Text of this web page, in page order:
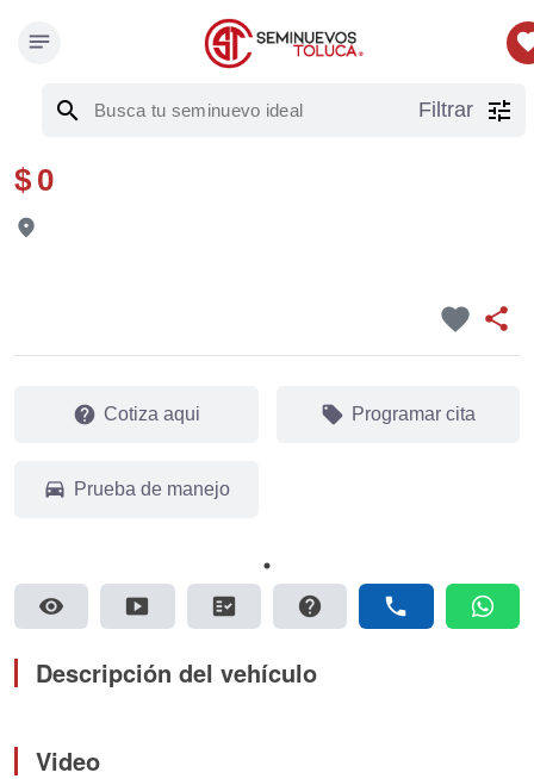
notes
search Filtrar tune
$ 0
fmd_good
favorite share
help Cotiza aqui local_offer Programar cita
drive_eta Prueba de manejo
visibility smart_display fact_check help phone whatsapp
Descripción del vehículo
Video